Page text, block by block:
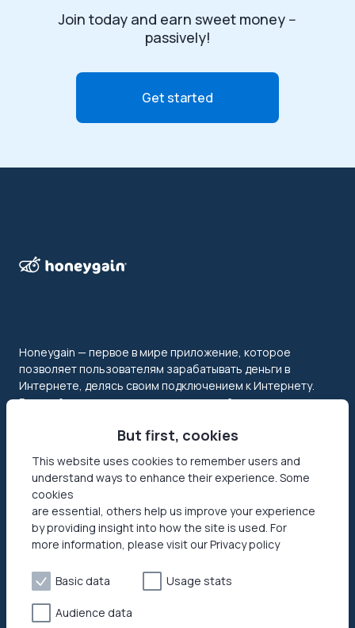
Join today and earn sweet money --
passively!
Get started
Honeygain — первое в мире приложение, которое
позволяет пользователям зарабатывать деньги в
Интернете, делясь своим подключением к Интернету.
Раскройте весь потенциал своих сетей, получая оплату в
Jumptask Mode
Refer a friend
Security
But first, cookies
This website uses cookies to remember users and
understand ways to enhance their experience. Some
cookies
are essential, others help us improve your experience
by providing insight into how the site is used. For
more information, please visit our Privacy policy
Basic data Usage stats
Audience data